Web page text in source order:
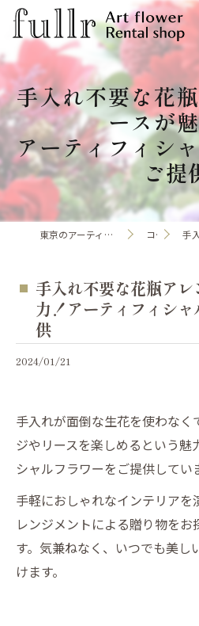
手入れ不要な花
ースが
アーティフィシ
ご提
東京のアーティフィシャルフラワーならfullr コラム 手入れ
手入れ不要な花瓶ア
力！アーティフィシ
供
2024/01/21
手入れが面倒な生花を使わなく
ジやリースを楽しめるという魅
シャルフラワーをご提供してい
手軽におしゃれなインテリア
レンジメントによる贈り物を
す。気兼ねなく、いつでも美し
けます。